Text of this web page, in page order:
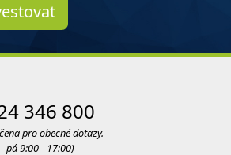
346 800
pro obecné dotazy.
pá 9:00 - 17:00)